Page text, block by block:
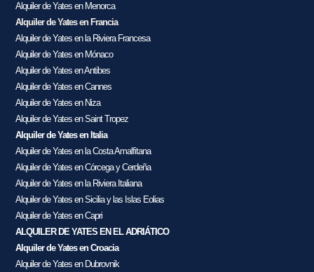
Alquiler de Yates en Menorca
Alquiler de Yates en Francia
Alquiler de Yates en la Riviera Francesa
Alquiler de Yates en Mónaco
Alquiler de Yates en Antibes
Alquiler de Yates en Cannes
Alquiler de Yates en Niza
Alquiler de Yates en Saint Tropez
Alquiler de Yates en Italia
Alquiler de Yates en la Costa Amalfitana
Alquiler de Yates en Córcega y Cerdeña
Alquiler de Yates en la Riviera Italiana
Alquiler de Yates en Sicilia y las Islas Eolias
Alquiler de Yates en Capri
ALQUILER DE YATES EN EL ADRIÁTICO
Alquiler de Yates en Croacia
Alquiler de Yates en Dubrovnik